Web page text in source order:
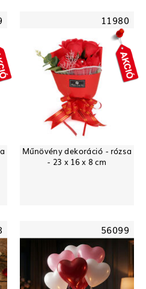
11980
Műnövény dekoráció - rózsa
- 23 x 16 x 8 cm
56099